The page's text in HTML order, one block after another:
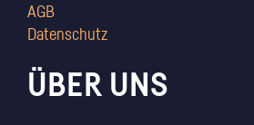
AGB
Datenschutz
ÜBER UNS